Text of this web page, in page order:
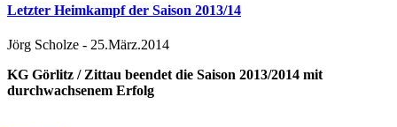
Letzter Heimkampf der Saison 2013/14
Jörg Scholze - 25.März.2014
KG Görlitz / Zittau beendet die Saison 2013/2014 mit
durchwachsenem Erfolg